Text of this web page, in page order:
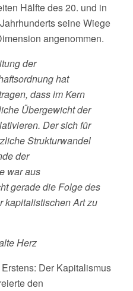
Hälfte des 20. und in
seine Wiege
angenommen.
der
hat
dass im Kern
Übergewicht der
Der sich für
Strukturwandel
der
war aus
gerade die Folge des
kapitalistischen Art zu
Herz
Der Kapitalismus
den